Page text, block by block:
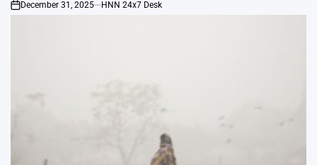
on
December 31, 2025 HNN 24x7 Desk